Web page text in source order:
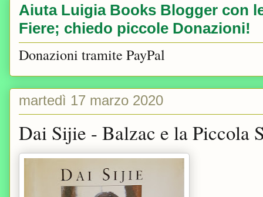
Aiuta Luigia Books Blogger con
Fiere; chiedo piccole Donazioni!
Donazioni tramite PayPal
martedì 17 marzo 2020
Dai Sijie - Balzac e la Piccola